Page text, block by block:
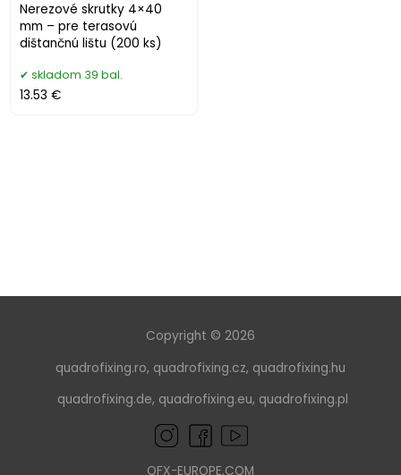
Nerezové skrutky 4×40
mm – pre terasovú
dištančnú lištu (200 ks)
skladom 39 bal.
13.53 €
Copyright © 2026
quadrofixing.ro, quadrofixing.cz, quadrofixing.hu
quadrofixing.de, quadrofixing.eu, quadrofixing.pl
QFX-EUROPE.COM